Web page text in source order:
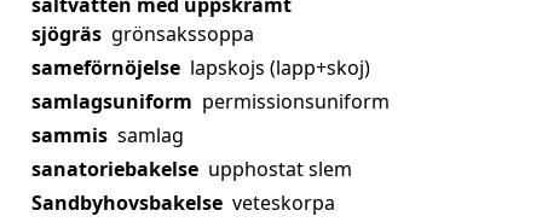
sjögräs grönsakssoppa
sameförnöjelse lapskojs (lapp+skoj)
samlagsuniform permissionsuniform
sammis samlag
sanatoriebakelse upphostat slem
Sandbyhovsbakelse veteskorpa